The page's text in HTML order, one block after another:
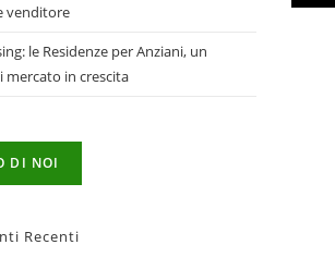
venditore
le Residenze per Anziani, un
mercato in crescita
DI NOI
Recenti